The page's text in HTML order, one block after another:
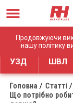
Продовжуючи
нашу політику
УЗД ШВЛ
Головна
Статті
Що потрібно